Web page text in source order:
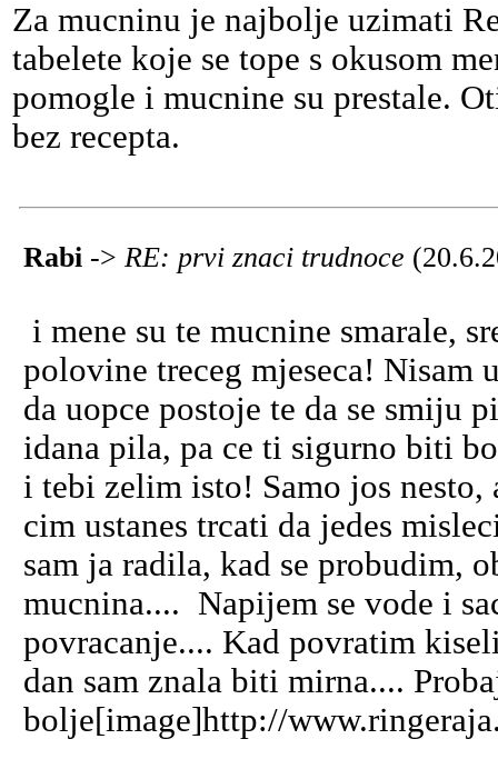
Za mucninu je najbolje uzimati
tabelete koje se tope s okusom
pomogle i mucnine su prestale.
bez recepta.
Rabi -> RE: prvi znaci trudnoce
i mene su te mucnine smarale,
polovine treceg mjeseca! Nisam
da uopce postoje te da se smiju
idana pila, pa ce ti sigurno biti
i tebi zelim isto! Samo jos
cim ustanes trcati da jedes
sam ja radila, kad se probudim,
mucnina.... Napijem se vode i
povracanje.... Kad povratim
dan sam znala biti mirna....
bolje[image]http://